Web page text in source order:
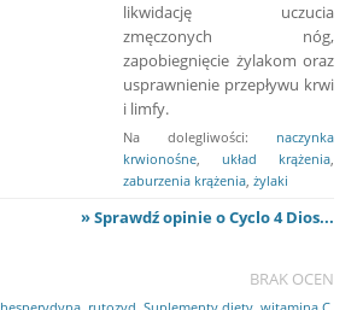
likwidację uczucia
zmęczonych nóg,
zapobiegnięcie żylakom oraz
usprawnienie przepływu krwi
i limfy.
Na dolegliwości: naczynka
krwionośne
układ krążenia
zaburzenia krążenia żylaki
» Sprawdź opinie o Cyclo 4 Dios...
BRAK OCEN